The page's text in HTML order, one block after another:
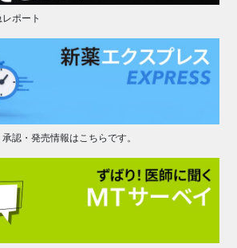
ポート
認・発売情報はこちらです。